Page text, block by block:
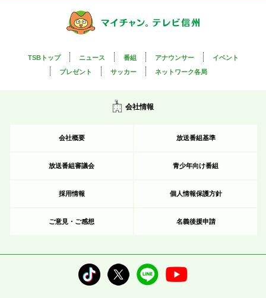
TSBトップ ニュース 番組 アナウンサー
イベント
プレゼント
サッカー ネットワーク各局
会社情報
会社概要 放送番組基準
放送番組審議会 青少年向け番組
採用情報 個人情報保護方針
ご意見・ご感想 名義後援申請